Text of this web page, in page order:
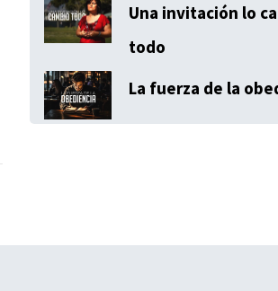
Una invitación lo
todo
La fuerza de la